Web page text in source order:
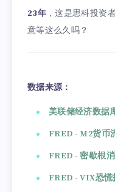
23年 ，这是思科投资
意等这么久吗？
数据来源：
美联储经济数据
FRED - M2货币
FRED - 密歇根
FRED - VIX恐慌